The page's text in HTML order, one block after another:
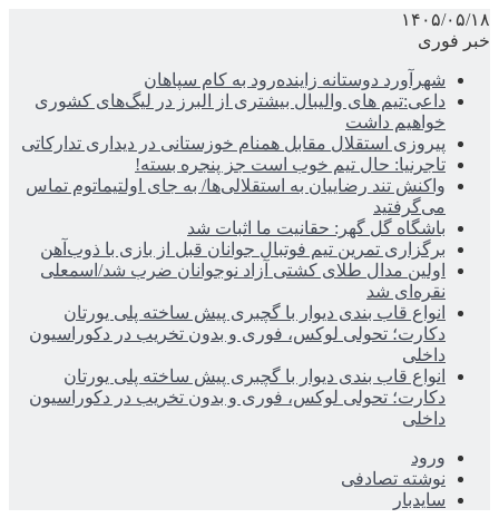
۱۴۰۵/۰۵/۱۸
خبر فوری
شهرآورد دوستانه زاینده‌رود به کام سپاهان
داعی:تیم های والیبال بیشتری از البرز در لیگ‌های کشوری
خواهیم داشت
پیروزی استقلال مقابل همنام خوزستانی در دیداری تدارکاتی
تاجرنیا: حال تیم خوب است جز پنجره بسته!
واکنش تند رضاییان به استقلالی‌ها/ به جای اولتیماتوم تماس
می‌گرفتید
باشگاه گل گهر: حقانیت ما اثبات شد
برگزاری تمرین تیم فوتبال جوانان قبل از بازی با ذوب‌آهن
اولین مدال طلای کشتی آزاد نوجوانان ضرب شد/اسمعلی
نقره‌ای شد
انواع قاب بندی دیوار با گچبری پیش ساخته پلی یورتان
دکارت؛ تحولی لوکس، فوری و بدون تخریب در دکوراسیون
داخلی
انواع قاب بندی دیوار با گچبری پیش ساخته پلی یورتان
دکارت؛ تحولی لوکس، فوری و بدون تخریب در دکوراسیون
داخلی
ورود
نوشته تصادفی
سایدبار